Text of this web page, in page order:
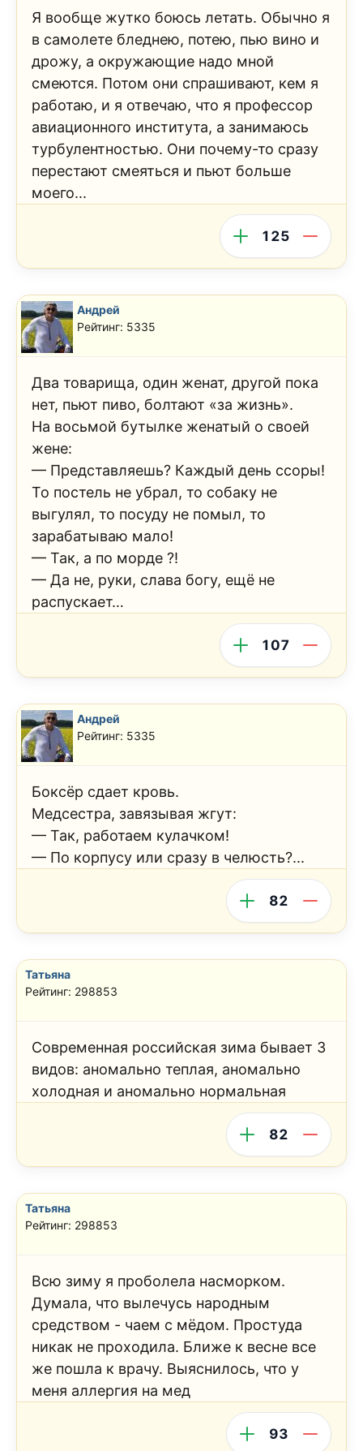
Я вообще жутко боюсь летать. Обычно я
в самолете бледнею, потею, пью вино и
дрожу, а окружающие надо мной
смеются. Потом они спрашивают, кем я
работаю, и я отвечаю, что я профессор
авиационного института, а занимаюсь
турбулентностью. Они почему-то сразу
перестают смеяться и пьют больше
моего...
125
Андрей
Рейтинг: 5335
Два товарища, один женат, другой пока
нет, пьют пиво, болтают «за жизнь».
На восьмой бутылке женатый о своей
жене:
— Представляешь? Каждый день ссоры!
То постель не убрал, то собаку не
выгулял, то посуду не помыл, то
зарабатываю мало!
— Так, а по морде ?!
— Да не, руки, слава богу, ещё не
распускает…
107
Андрей
Рейтинг: 5335
Боксёр сдает кровь.
Медсестра, завязывая жгут:
— Так, работаем кулачком!
— По корпусу или сразу в челюсть?...
82
Татьяна
Рейтинг: 298853
Современная российская зима бывает 3
видов: аномально теплая, аномально
холодная и аномально нормальная
82
Татьяна
Рейтинг: 298853
Всю зиму я проболела насморком.
Думала, что вылечусь народным
средством - чаем с мёдом. Простуда
никак не проходила. Ближе к весне все
же пошла к врачу. Выяснилось, что у
меня аллергия на мед
93